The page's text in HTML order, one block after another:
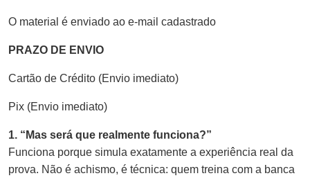
O material é enviado ao e-mail cadastrado
PRAZO DE ENVIO
Cartão de Crédito (Envio imediato)
Pix (Envio imediato)
1. “Mas será que realmente funciona?”
Funciona porque simula exatamente a experiência real da
prova. Não é achismo, é técnica: quem treina com a banca